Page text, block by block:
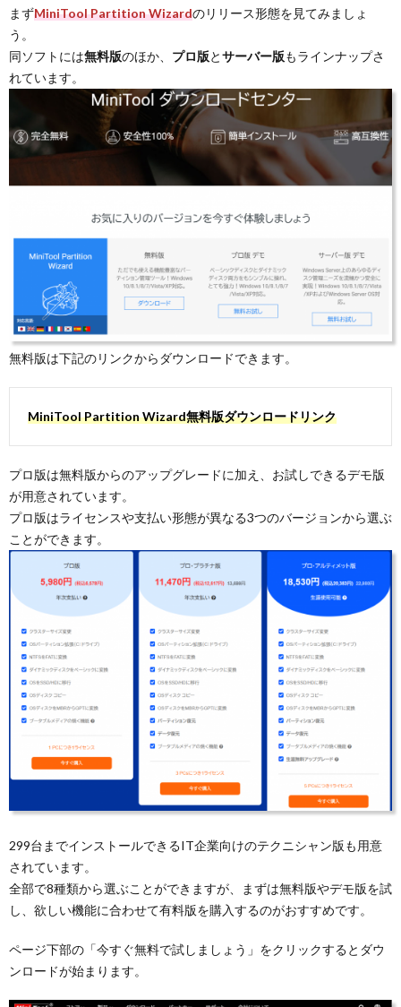
まずMiniTool Partition Wizardのリリース形態を見てみましょ
う。
同ソフトには無料版のほか、 プロ版とサーバー版もラインナップさ
れています。
無料版は下記のリンクからダウンロードできます。
MiniTool Partition Wizard無料版ダウンロードリンク
プロ版は無料版からのアップグレードに加え、お試しできるデモ版
が用意されています。
プロ版はライセンスや支払い形態が異なる3つのバージョンから選ぶ
ことができます。
299台までインストールできるIT企業向けのテクニシャン版も用意
されています。
全部で8種類から選ぶことができますが、まずは無料版やデモ版を試
し、欲しい機能に合わせて有料版を購入するのがおすすめです。
ページ下部の「今すぐ無料で試しましょう」をクリックするとダウ
ンロードが始まります。